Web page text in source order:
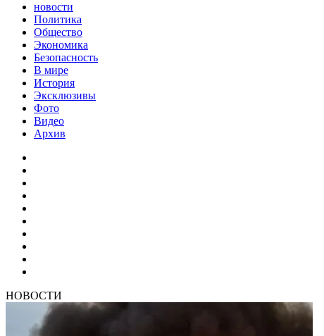
новости
Политика
Общество
Экономика
Безопасность
В мире
История
Эксклюзивы
Фото
Видео
Архив
НОВОСТИ